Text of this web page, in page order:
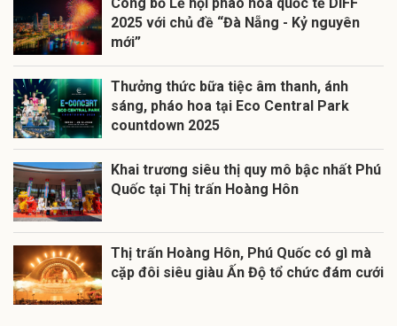
2025 với chủ đề “Đà Nẵng - Kỷ nguyên
Thưởng thức bữa tiệc âm thanh, ánh
sáng, pháo hoa tại Eco Central Park
countdown 2025
Khai trương siêu thị quy mô bậc nhất Phú
Quốc tại Thị trấn Hoàng Hôn
Thị trấn Hoàng Hôn, Phú Quốc có gì mà
cặp đôi siêu giàu Ấn Độ tổ chức đám cưới